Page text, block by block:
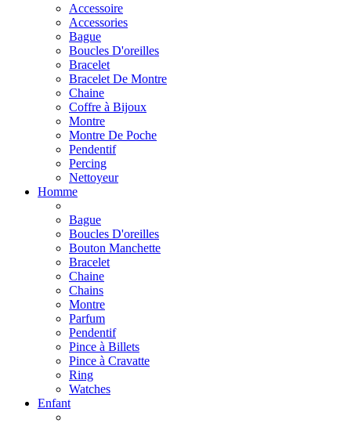
Accessoire
Accessories
Bague
Boucles D'oreilles
Bracelet
Bracelet De Montre
Chaine
Coffre à Bijoux
Montre
Montre De Poche
Pendentif
Percing
Nettoyeur
Homme
Bague
Boucles D'oreilles
Bouton Manchette
Bracelet
Chaine
Chains
Montre
Parfum
Pendentif
Pince à Billets
Pince à Cravatte
Ring
Watches
Enfant